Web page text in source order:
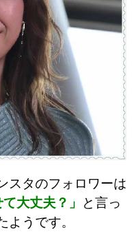
スタのフォロワーは
大丈夫？」
と言っ
ようです。